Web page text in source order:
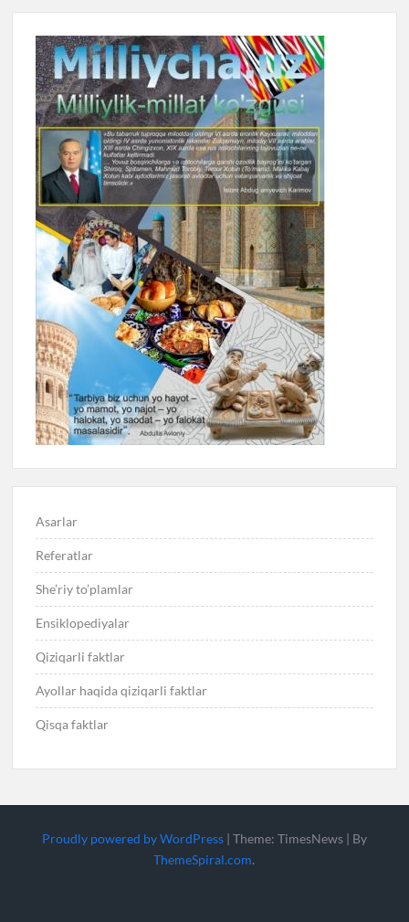
Asarlar
Referatlar
She’riy to’plamlar
Ensiklopediyalar
Qiziqarli faktlar
Ayollar haqida qiziqarli faktlar
Qisqa faktlar
Proudly powered by WordPress | Theme: TimesNews | By
ThemeSpiral.com.